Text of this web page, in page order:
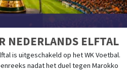
NEDERLANDS ELFTAL
is uitgeschakeld op het WK Voetbal.
nadat het duel tegen Marokko